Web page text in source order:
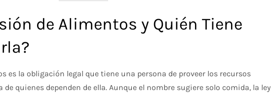
de Alimentos y Quién Tiene
es la obligación legal que tiene una persona de proveer los recursos
quienes dependen de ella. Aunque el nombre sugiere solo comida, la ley